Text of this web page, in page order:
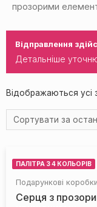
прозорими
Відправлення
Детальніше
Відображаються усі
ПАЛІТРА З 4 КОЛЬОРІВ
НЕМАЄ НА
Подарункові коробки
Серця з